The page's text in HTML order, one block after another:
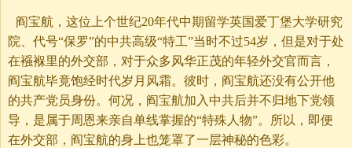
阎宝航，这位上个世纪20年代中期留学英国爱丁堡大学研究
院、代号“保罗”的中共高级“特工”当时不过54岁，但是对于处
在襁褓里的外交部，对于众多风华正茂的年轻外交官而言，
阎宝航毕竟饱经时代岁月风霜。彼时，阎宝航还没有公开他
的共产党员身份。何况，阎宝航加入中共后并不归地下党领
导，是属于周恩来亲自单线掌握的“特殊人物”。所以，即便
在外交部，阎宝航的身上也笼罩了一层神秘的色彩。